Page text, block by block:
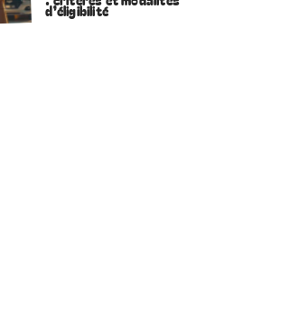
d’éligibilité